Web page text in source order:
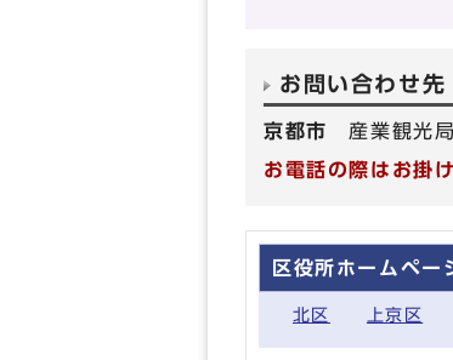
お問い合わせ先
京都市 産業観光
お電話の際はお掛
区役所ホームペー
北区 上京区